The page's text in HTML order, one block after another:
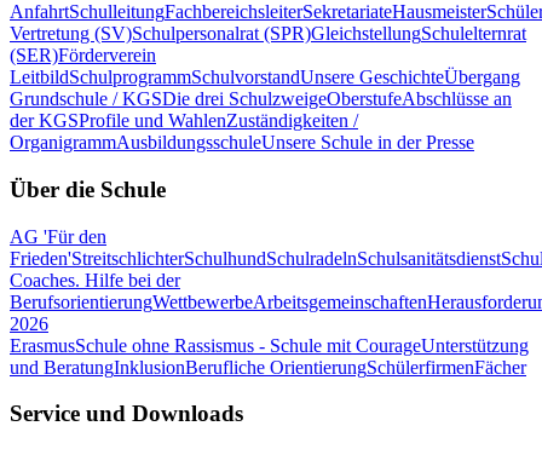
AnfahrtSchulleitungFachbereichsleiterSekretariateHausmeister
Vertretung (SV)Schulpersonalrat (SPR)GleichstellungSchulelternrat
(SER)Förderverein
LeitbildSchulprogrammSchulvorstandUnsere GeschichteÜbergang
Grundschule / KGSDie drei SchulzweigeOberstufeAbschlüsse an
der KGSProfile und WahlenZuständigkeiten /
OrganigrammAusbildungsschuleUnsere Schule in der Presse
Über die Schule
AG 'Für den
Frieden'StreitschlichterSchulhundSchulradelnSchulsanitätsdienst
Coaches. Hilfe bei der
BerufsorientierungWettbewerbeArbeitsgemeinschaften
2026
ErasmusSchule ohne Rassismus - Schule mit CourageUnterstützung
und BeratungInklusionBerufliche OrientierungSchülerfirmenFächer
Service und Downloads